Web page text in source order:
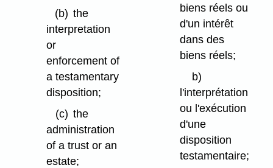
(b) the
interpretation
or
enforcement of
a testamentary
disposition;
(c) the
administration
of a trust or an
estate;
biens réels ou
d'un intérêt
dans des
biens réels;
b)
l'interprétation
ou l'exécution
d'une
disposition
testamentaire;